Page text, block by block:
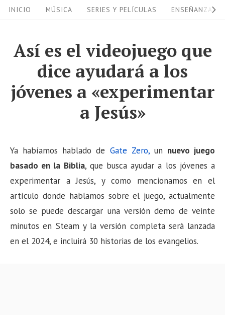
k
i
INICIO MÚSICA SERIES Y PELÍCULAS ENSEÑANZAS
Así es el videojuego que
dice ayudará a los
jóvenes a «experimentar
a Jesús»
Ya habíamos hablado de Gate Zero,un nuevo juego
basado en la Biblia, que busca ayudar a los jóvenes a
experimentar a Jesús, y como mencionamos en el
artículo donde hablamos sobre el juego, actualmente
solo se puede descargar una versión demo de veinte
minutos en Steam y la versión completa será lanzada
en el 2024, e incluirá 30 historias de los evangelios.